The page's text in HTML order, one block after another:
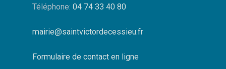
Téléphone: 04 74 33 40 80
mairie@saintvictordecessieu.fr
Formulaire de contact en ligne